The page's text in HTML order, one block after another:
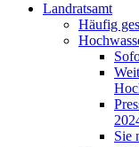
Landratsamt
Häufig
Sie